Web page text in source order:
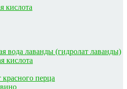
кислота
вода лаванды (гидролат лаванды)
кислота
красного перца